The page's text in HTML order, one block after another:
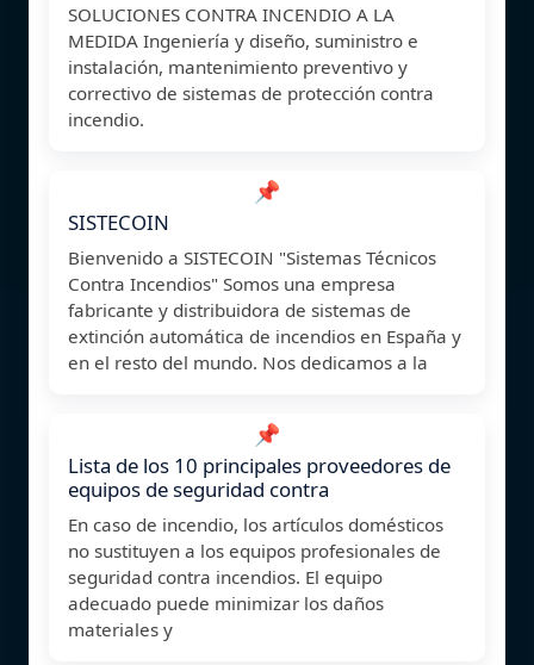
SOLUCIONES CONTRA INCENDIO A LA
MEDIDA Ingeniería y diseño, suministro e
instalación, mantenimiento preventivo y
correctivo de sistemas de protección contra
incendio.
📌
SISTECOIN
Bienvenido a SISTECOIN "Sistemas Técnicos
Contra Incendios" Somos una empresa
fabricante y distribuidora de sistemas de
extinción automática de incendios en España y
en el resto del mundo. Nos dedicamos a la
📌
Lista de los 10 principales proveedores de
equipos de seguridad contra
En caso de incendio, los artículos domésticos
no sustituyen a los equipos profesionales de
seguridad contra incendios. El equipo
adecuado puede minimizar los daños
materiales y